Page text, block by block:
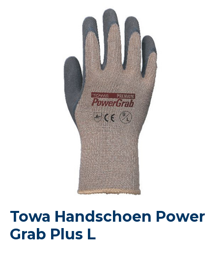
Towa Handschoen Power
Grab Plus L